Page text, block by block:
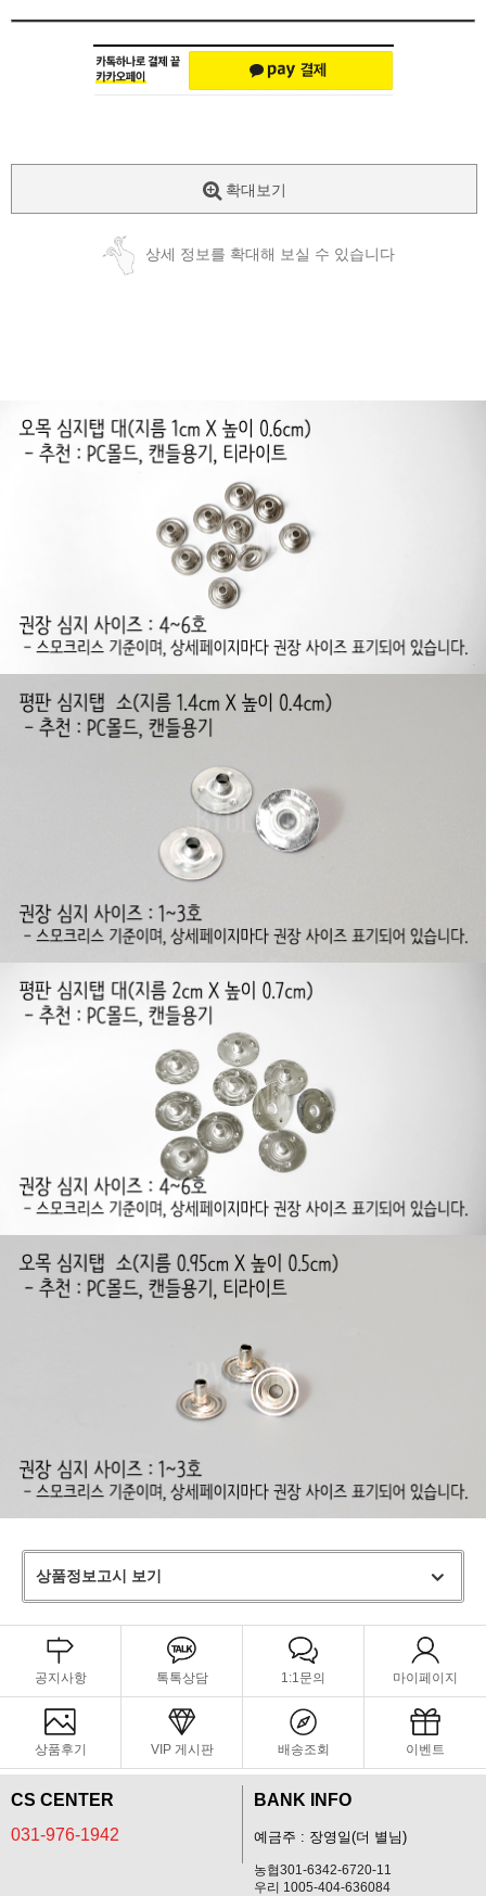
확대보기
상세 정보를 확대해 보실 수 있습니다
상품정보고시 보기
공지사항 톡톡상담 1:1문의 마이페이지
상품후기 VIP 게시판 배송조회 이벤트
CS CENTER
031-976-1942
BANK INFO
예금주 : 장영일(더 별님)
농협301-6342-6720-11
우리 1005-404-636084